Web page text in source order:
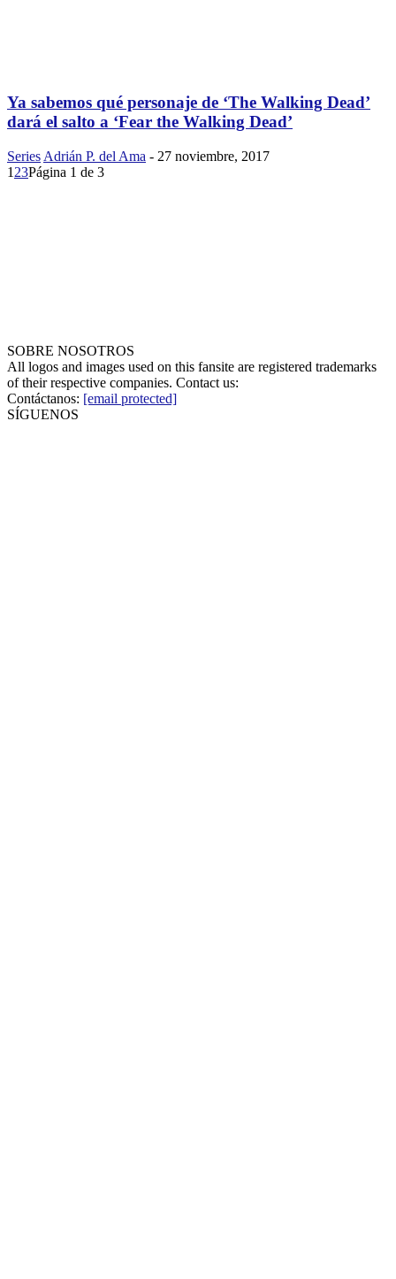
Ya sabemos qué personaje de ‘The Walking Dead’
dará el salto a ‘Fear the Walking Dead’
Series Adrián P. del Ama - 27 noviembre, 2017
1 23Página 1 de 3
SOBRE NOSOTROS
All logos and images used on this fansite are registered trademarks
of their respective companies. Contact us:
Contáctanos: [email protected]
SÍGUENOS